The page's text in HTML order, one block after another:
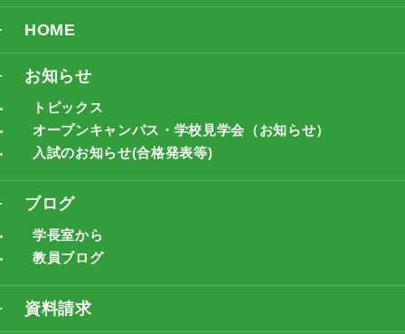
HOME
お知らせ
トピックス
オープンキャンパス・学校見学会（お知らせ）
入試のお知らせ(合格発表等)
ブログ
学長室から
教員ブログ
資料請求